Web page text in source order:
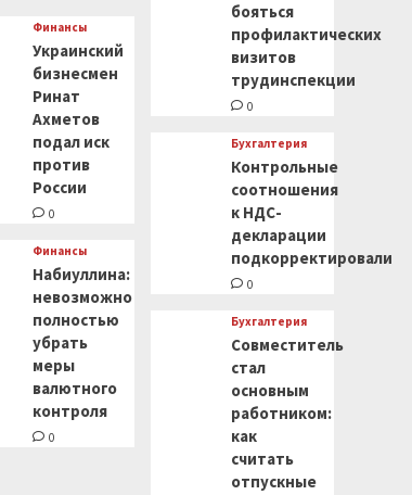
Финансы
Украинский
бизнесмен
Ринат
Ахметов
подал иск
против
России
0
Финансы
Набиуллина:
невозможно
полностью
убрать
меры
валютного
контроля
0
бояться
профилактических
визитов
трудинспекции
0
Бухгалтерия
Контрольные
соотношения
к НДС-
декларации
подкорректировали
0
Бухгалтерия
Совместитель
стал
основным
работником:
как
считать
отпускные